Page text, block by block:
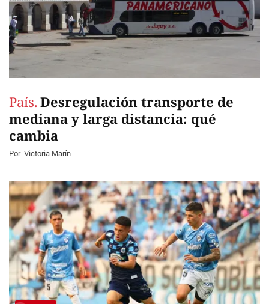
País. Desregulación transporte de
mediana y larga distancia: qué
cambia
Por Victoria Marín